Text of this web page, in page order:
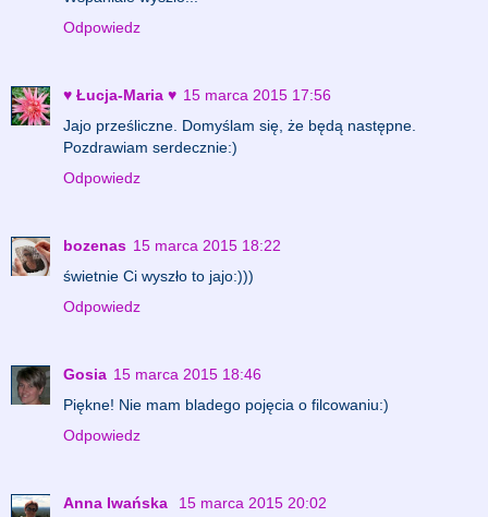
Odpowiedz
♥ Łucja-Maria ♥ 15 marca 2015 17:56
Jajo prześliczne. Domyślam się, że będą następne.
Pozdrawiam serdecznie:)
Odpowiedz
bozenas 15 marca 2015 18:22
świetnie Ci wyszło to jajo:)))
Odpowiedz
Gosia 15 marca 2015 18:46
Piękne! Nie mam bladego pojęcia o filcowaniu:)
Odpowiedz
Anna Iwańska
15 marca 2015 20:02